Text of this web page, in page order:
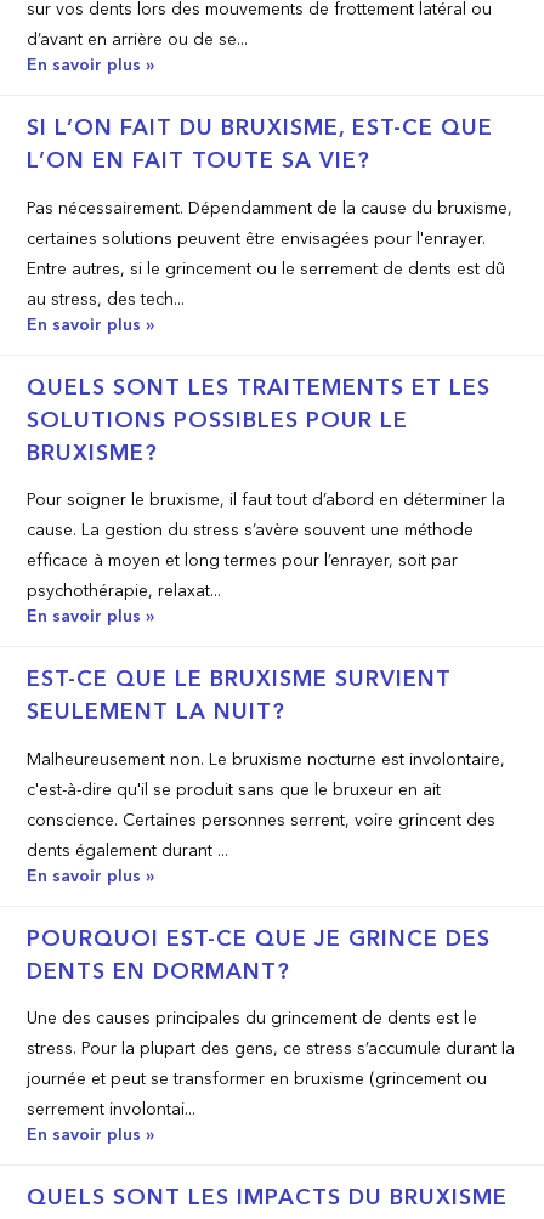
sur vos dents lors des mouvements de frottement latéral ou
d’avant en arrière ou de se...
En savoir plus »
SI L’ON FAIT DU BRUXISME, EST­-CE QUE
L’ON EN FAIT TOUTE SA VIE?
Pas nécessairement. Dépendamment de la cause du bruxisme,
certaines solutions peuvent être envisagées pour l'enrayer.
Entre autres, si le grincement ou le serrement de dents est dû
au stress, des tech...
En savoir plus »
QUELS SONT LES TRAITEMENTS ET LES
SOLUTIONS POSSIBLES POUR LE
BRUXISME?
Pour soigner le bruxisme, il faut tout d’abord en déterminer la
cause. La gestion du stress s’avère souvent une méthode
efficace à moyen et long termes pour l’enrayer, soit par
psychothérapie, relaxat...
En savoir plus »
EST­-CE QUE LE BRUXISME SURVIENT
SEULEMENT LA NUIT?
Malheureusement non. Le bruxisme nocturne est involontaire,
c'est-à-dire qu'il se produit sans que le bruxeur en ait
conscience. Certaines personnes serrent, voire grincent des
dents également durant ...
En savoir plus »
POURQUOI EST-CE QUE JE GRINCE DES
DENTS EN DORMANT?
Une des causes principales du grincement de dents est le
stress. Pour la plupart des gens, ce stress s’accumule durant la
journée et peut se transformer en bruxisme (grincement ou
serrement involontai...
En savoir plus »
QUELS SONT LES IMPACTS DU BRUXISME